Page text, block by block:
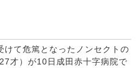
けて危篤となったノンセクトの
才）が10日成田赤十字病院で